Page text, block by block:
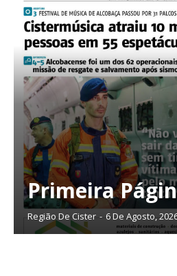
Primeira
Região De Cister - 6 De Agosto,